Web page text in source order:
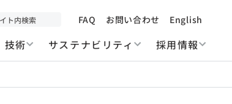
FAQ お問い合わせ English
技術 サステナビリティ 採用情報